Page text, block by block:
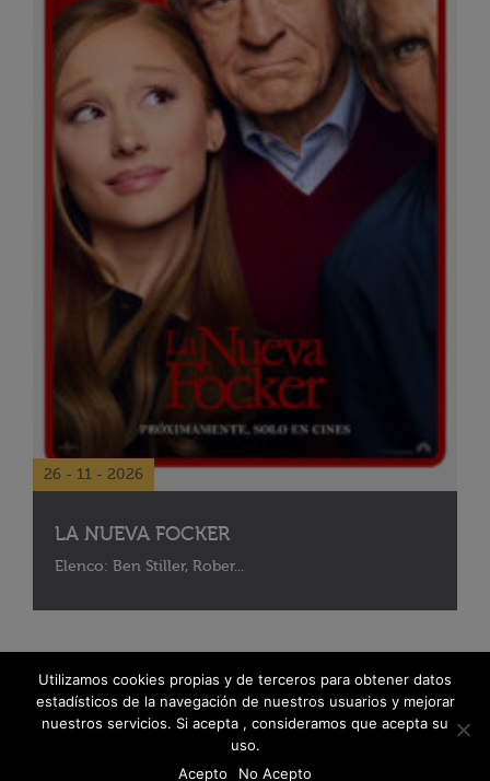
26 - 11 - 2026
LA NUEVA FOCKER
Elenco: Ben Stiller, Rober...
Utilizamos cookies propias y de terceros para obtener datos
estadísticos de la navegación de nuestros usuarios y mejorar
nuestros servicios. Si acepta , consideramos que acepta su
uso.
Acepto
No Acepto